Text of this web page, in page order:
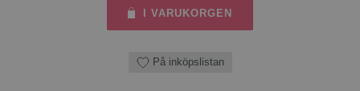
I VARUKORGEN
På inköpslistan